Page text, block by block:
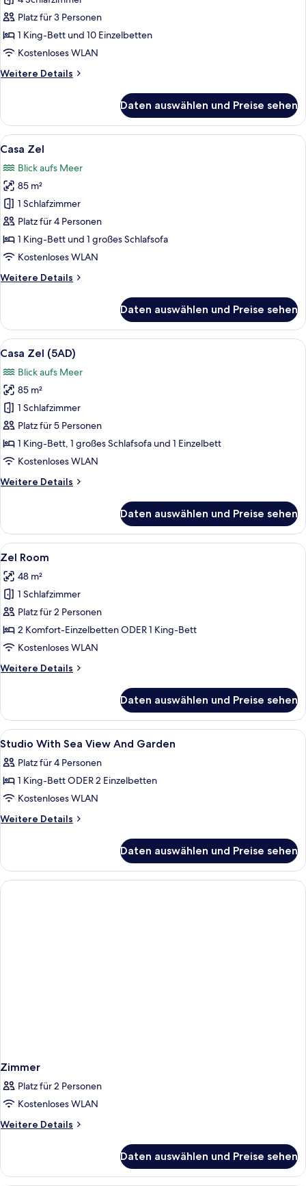
Suite
Ocean
View
Garden
Platz für 3 Personen
1 King-Bett und 10 Einzelbetten
Kostenloses WLAN
Weitere Details
Weitere
Junior
Suite
Ocean
with
Garden
(3AD)
Daten auswählen und Preise sehen
Alle
Fotos
für
Casa
Zel
anzeigen
Ein Zimmer mit einem Bett, einem
8
Casa Zel
Blick aufs Meer
85 m²
1 Schlafzimmer
Platz für 4 Personen
1 King-Bett und 1 großes Schlafsofa
Kostenloses WLAN
Weitere Details
Weitere
Zel
Daten auswählen und Preise sehen
Alle
Fotos
für
Casa
Zel
(5AD)
anzeigen
Ein Zimmer mit einem Bett, einem
8
Casa Zel (5AD)
Blick aufs Meer
85 m²
1 Schlafzimmer
Platz für 5 Personen
1 King-Bett, 1 großes Schlafsofa und 1 Einzelbett
Kostenloses WLAN
Weitere Details
Weitere
Zel
(5AD)
Daten auswählen und Preise sehen
Alle
Fotos
für
Zel
Room
anzeigen
Ein Schlafzimmer mit Bett,
5
Zel Room
48 m²
1 Schlafzimmer
Platz für 2 Personen
2 Komfort-Einzelbetten ODER 1 King-Bett
Kostenloses WLAN
Weitere Details
Weitere
Room
Daten auswählen und Preise sehen
Alle
Fotos
für
Studio
With
Sea
Garden
anzeigen
Daunenbettdecken, Minibar,
2
Studio With Sea View And Garden
Platz für 4 Personen
1 King-Bett ODER 2 Einzelbetten
Kostenloses WLAN
Weitere Details
Weitere
With
Sea
View
Daten auswählen und Preise sehen
Zimmer
Platz für 2 Personen
Kostenloses WLAN
Weitere Details
Weitere
Daten auswählen und Preise sehen